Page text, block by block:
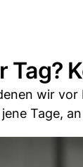
Tag?
wir
Tage,